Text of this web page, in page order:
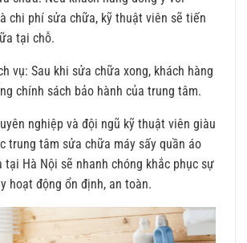
chi phí sửa chữa, kỹ thuật viên sẽ tiến
tại chỗ.
vụ: Sau khi sửa chữa xong, khách hàng
chính sách bảo hành của trung tâm.
nghiệp và đội ngũ kỹ thuật viên giàu
trung tâm sửa chữa máy sấy quần áo
tại Hà Nội sẽ nhanh chóng khắc phục sự
hoạt động ổn định, an toàn.